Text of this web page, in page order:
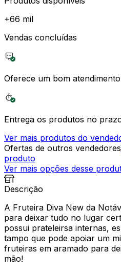
+66 mil
Vendas concluídas
Oferece um bom atendimento
Entrega os produtos no
Ver mais produtos do
Ofertas de outros vendedores
produto
Ver mais opções desse
Descrição
A Fruteira Diva New da
para deixar tudo no lugar
possui prateleirsa internas,
tampo que pode apoiar um
fruteiras em aramado para
mão!